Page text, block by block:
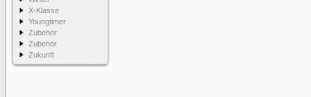
X-Klasse
Youngtimer
Zubehör
Zubehör
Zukunft